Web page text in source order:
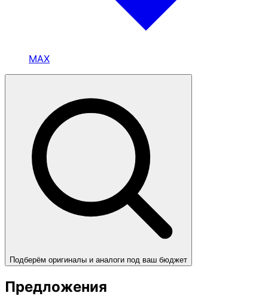
MAX
Подберём оригиналы и аналоги под ваш бюджет
Предложения